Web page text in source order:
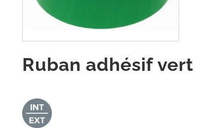
Ruban adhésif vert